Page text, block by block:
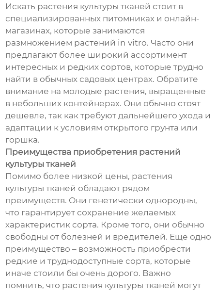
Искать растения культуры тканей стоит в
специализированных питомниках и онлайн-
магазинах, которые занимаются
размножением растений in vitro. Часто они
предлагают более широкий ассортимент
интересных и редких сортов, которые трудно
найти в обычных садовых центрах. Обратите
внимание на молодые растения, выращенные
в небольших контейнерах. Они обычно стоят
дешевле, так как требуют дальнейшего ухода и
адаптации к условиям открытого грунта или
горшка.
Преимущества приобретения растений
культуры тканей
Помимо более низкой цены, растения
культуры тканей обладают рядом
преимуществ. Они генетически однородны,
что гарантирует сохранение желаемых
характеристик сорта. Кроме того, они обычно
свободны от болезней и вредителей. Еще одно
преимущество – возможность приобрести
редкие и труднодоступные сорта, которые
иначе стоили бы очень дорого. Важно
помнить, что растения культуры тканей могут